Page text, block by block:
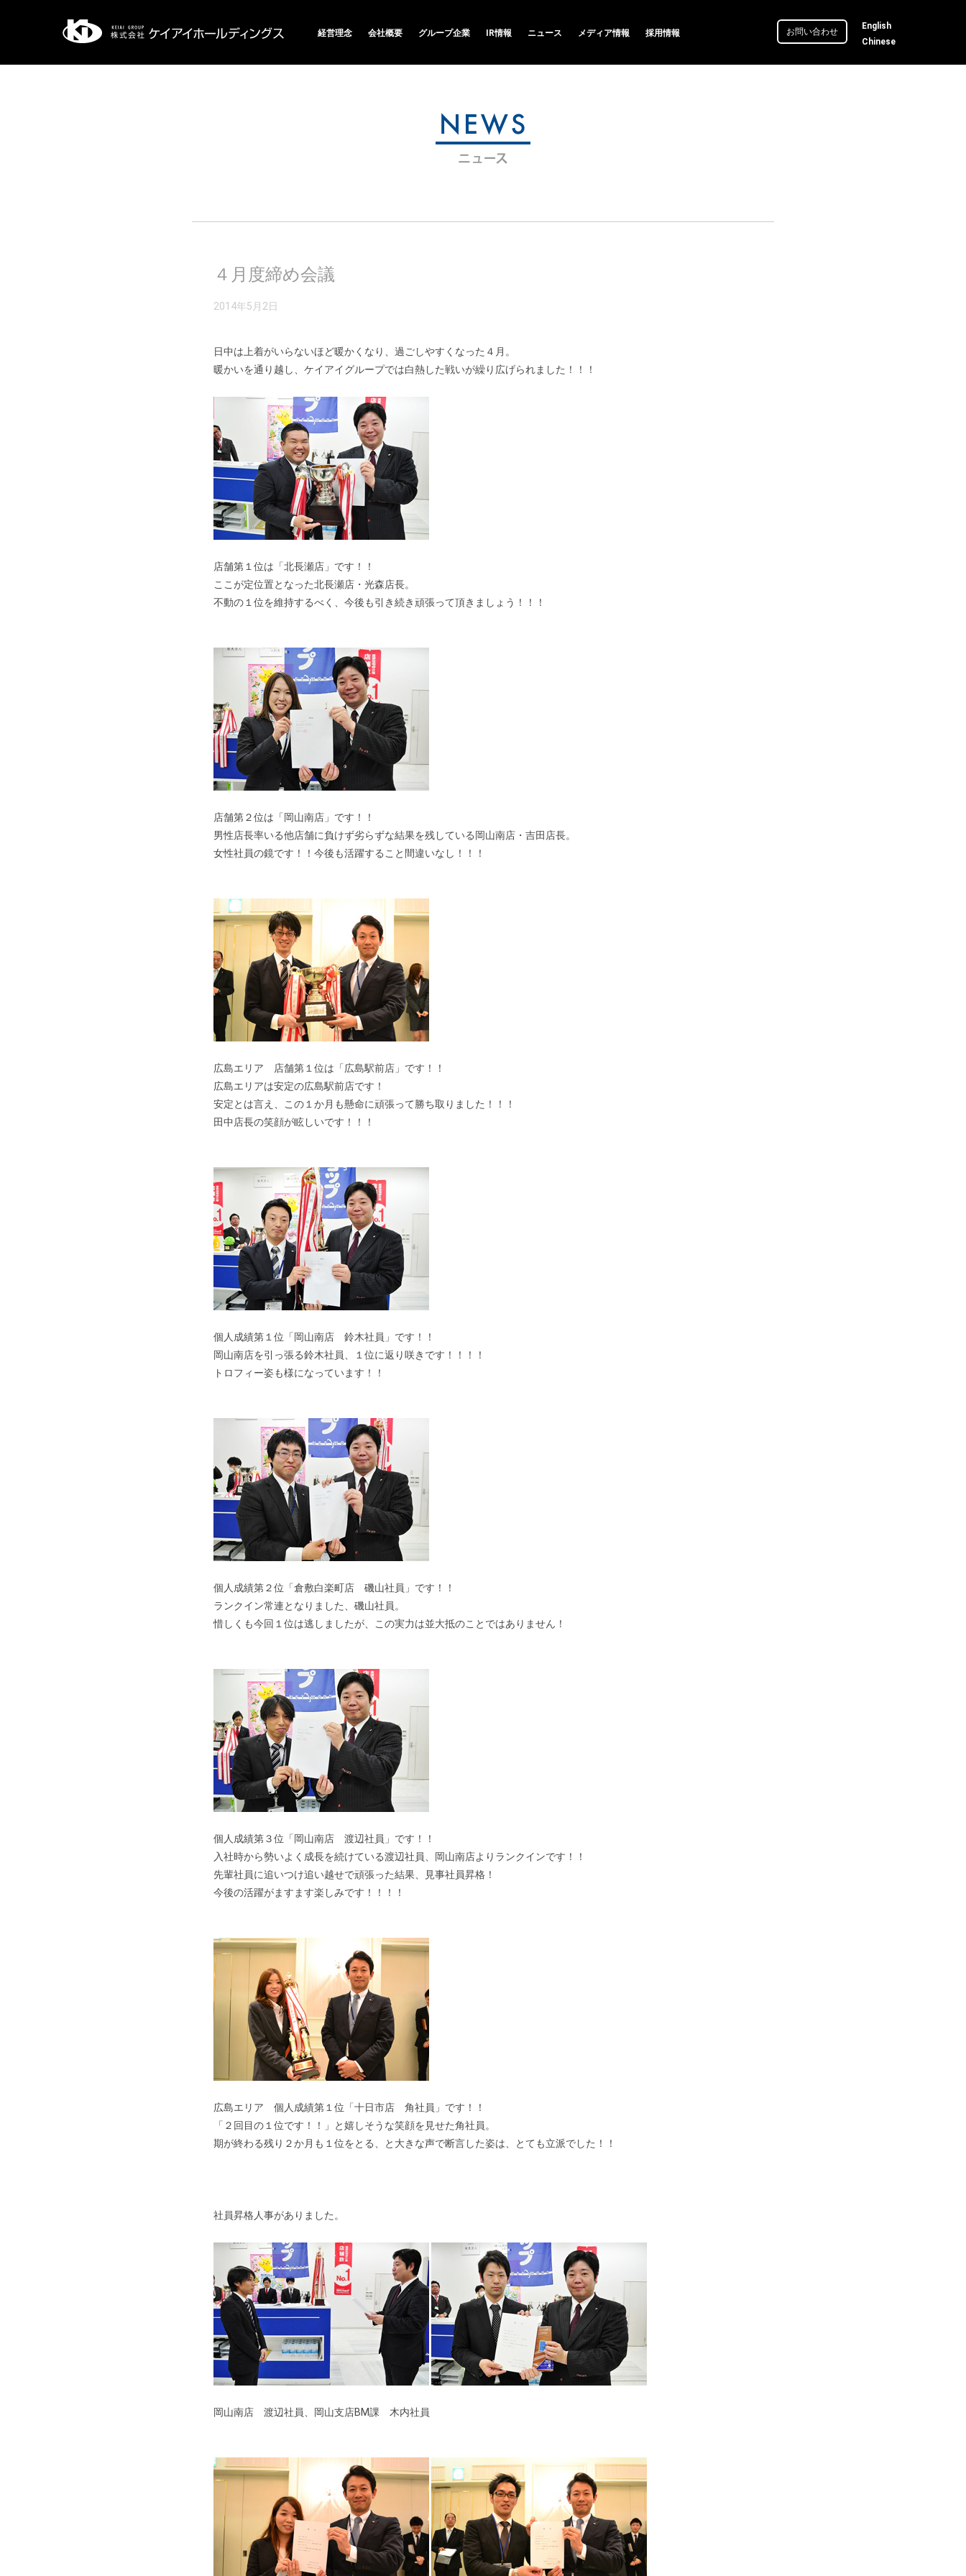
経営理念 会社概要 グループ企業 IR情報 ニュース メディア情報 採用情報 お問い合わせ
English
Chinese
４月度締め会議
2014年5月2日
日中は上着がいらないほど暖かくなり、過ごしやすくなった４月。
暖かいを通り越し、ケイアイグループでは白熱した戦いが繰り広げられました！！！
店舗第１位は「北長瀬店」です！！
ここが定位置となった北長瀬店・光森店長。
不動の１位を維持するべく、今後も引き続き頑張って頂きましょう！！！
店舗第２位は「岡山南店」です！！
男性店長率いる他店舗に負けず劣らずな結果を残している岡山南店・吉田店長。
女性社員の鏡です！！今後も活躍すること間違いなし！！！
広島エリア 店舗第１位は「広島駅前店」です！！
広島エリアは安定の広島駅前店です！
安定とは言え、この１か月も懸命に頑張って勝ち取りました！！！
田中店長の笑顔が眩しいです！！！
個人成績第１位「岡山南店 鈴木社員」です！！
岡山南店を引っ張る鈴木社員、１位に返り咲きです！！！！
トロフィー姿も様になっています！！
個人成績第２位「倉敷白楽町店 磯山社員」です！！
ランクイン常連となりました、磯山社員。
惜しくも今回１位は逃しましたが、この実力は並大抵のことではありません！
個人成績第３位「岡山南店 渡辺社員」です！！
入社時から勢いよく成長を続けている渡辺社員、岡山南店よりランクインです！！
先輩社員に追いつけ追い越せで頑張った結果、見事社員昇格！
今後の活躍がますます楽しみです！！！！
広島エリア 個人成績第１位「十日市店 角社員」です！！
「２回目の１位です！！」と嬉しそうな笑顔を見せた角社員。
期が終わる残り２か月も１位をとる、と大きな声で断言した姿は、とても立派でした！！
社員昇格人事がありました。
岡山南店 渡辺社員、岡山支店BM課 木内社員